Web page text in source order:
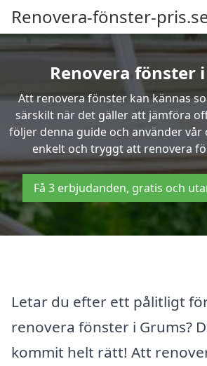
Renovera-fönster-
Renovera fönster
Att renovera fönster kan kännas
särskilt när det gäller att jämföra
följer denna guide och använder
enkelt och tryggt att renovera
Få 3 erbjudanden, gratis och
Letar du efter ett pålitligt
renovera fönster i Grums?
kommit helt rätt! Att